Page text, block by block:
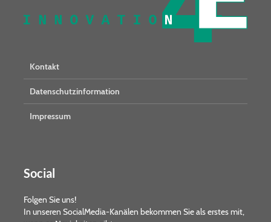
Kontakt
Datenschutzinformation
Impressum
Social
Folgen Sie uns!
In unseren SocialMedia-Kanälen bekommen Sie als erstes mit,